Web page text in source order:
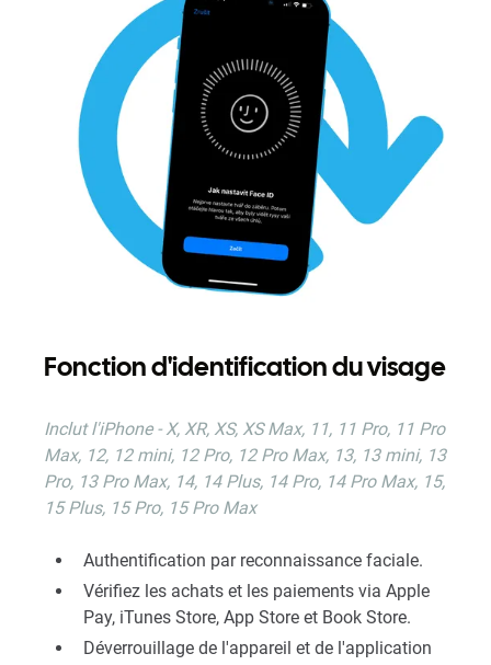
Fonction d'identification du visage
Inclut l'iPhone - X, XR, XS, XS Max, 11, 11 Pro, 11 Pro
Max, 12, 12 mini, 12 Pro, 12 Pro Max, 13, 13 mini, 13
Pro, 13 Pro Max, 14, 14 Plus, 14 Pro, 14 Pro Max, 15,
15 Plus, 15 Pro, 15 Pro Max
Authentification par reconnaissance faciale.
Vérifiez les achats et les paiements via Apple
Pay, iTunes Store, App Store et Book Store.
Déverrouillage de l'appareil et de l'application